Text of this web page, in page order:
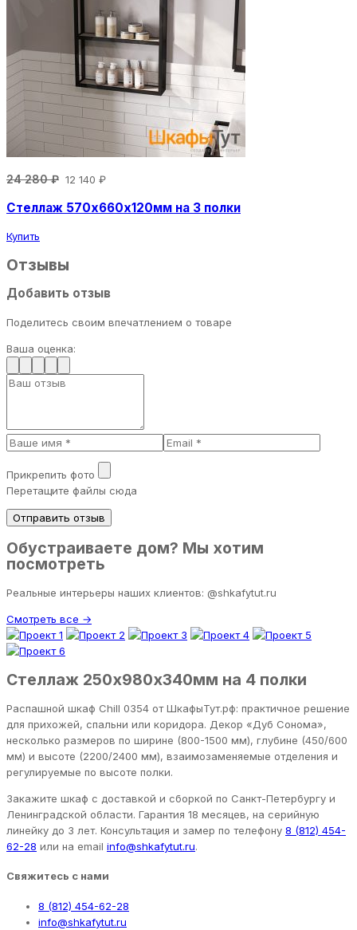
24 280 ₽ 12 140 ₽
Стеллаж 570х660х120мм на 3 полки
Купить
Отзывы
Добавить отзыв
Поделитесь своим впечатлением о товаре
Ваша оценка:
Прикрепить фото
Перетащите файлы сюда
Отправить отзыв
Обустраиваете дом? Мы хотим
посмотреть
Реальные интерьеры наших клиентов: @shkafytut.ru
Смотреть все →
Стеллаж 250х980х340мм на 4 полки
Распашной шкаф Chill 0354 от ШкафыТут.рф: практичное решение
для прихожей, спальни или коридора. Декор «Дуб Сонома»,
несколько размеров по ширине (800-1500 мм), глубине (450/600
мм) и высоте (2200/2400 мм), взаимозаменяемые отделения и
регулируемые по высоте полки.
Закажите шкаф с доставкой и сборкой по Санкт-Петербургу и
Ленинградской области. Гарантия 18 месяцев, на серийную
линейку до 3 лет. Консультация и замер по телефону 8 (812) 454-
62-28 или на email info@shkafytut.ru.
Свяжитесь с нами
8 (812) 454-62-28
info@shkafytut.ru